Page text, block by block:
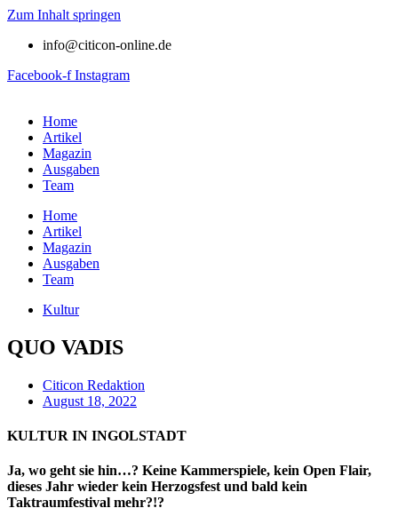
Zum Inhalt springen
info@citicon-online.de
Facebook-f Instagram
Home
Artikel
Magazin
Ausgaben
Team
Home
Artikel
Magazin
Ausgaben
Team
Kultur
QUO VADIS
Citicon Redaktion
August 18, 2022
KULTUR IN INGOLSTADT
Ja, wo geht sie hin…? Keine Kammerspiele, kein Open Flair,
dieses Jahr wieder kein Herzogsfest und bald kein
Taktraumfestival mehr?!?